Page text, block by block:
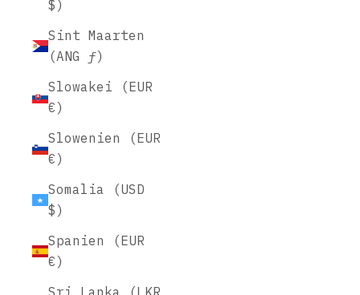
$)
Sint Maarten
(ANG ƒ)
Slowakei (EUR
€)
Slowenien (EUR
€)
Somalia (USD
$)
Spanien (EUR
€)
Sri Lanka (LKR